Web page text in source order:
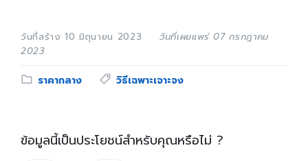
วันที่สร้าง 10 มิถุนายน 2023
วันที่เผยแพร่ 07 กรกฎาคม
2023
Category:
ราคากลาง Tags:
วิธีเฉพาะเจาะจง
ข้อมูลนี้เป็นประโยชน์สำหรับคุณหรือไม่ ?